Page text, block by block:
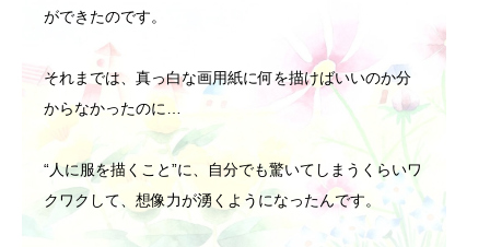
ができたのです。
それまでは、真っ白な画用紙に何を描けばいいのか分
からなかったのに…
“人に服を描くこと”に、自分でも驚いてしまうくらいワ
クワクして、想像力が湧くようになったんです。